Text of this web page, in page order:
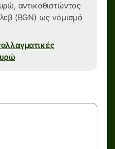
αντικαθιστώντας
(BGN) ως νόμισμά